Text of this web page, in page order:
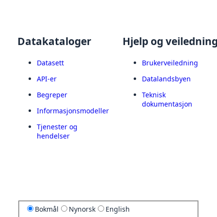
Datakataloger
Datasett
API-er
Begreper
Informasjonsmodeller
Tjenester og
hendelser
Hjelp og
Brukerveiledning
Datalandsbyen
Teknisk
dokumentasjon
Bokmål Nynorsk English